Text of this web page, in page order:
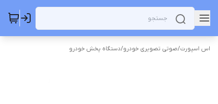
اس اسپورت/صوتی تصویری خودرو/دستگاه پخش خودرو